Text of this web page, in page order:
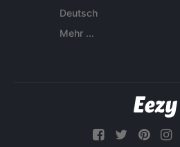
Deutsch
Mehr ...